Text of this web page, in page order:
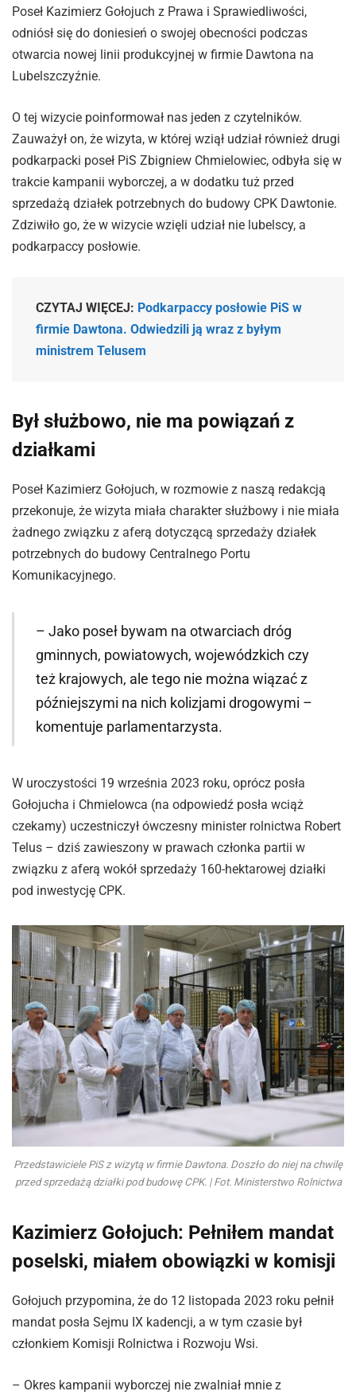
Poseł Kazimierz Gołojuch z Prawa i Sprawiedliwości,
odniósł się do doniesień o swojej obecności podczas
otwarcia nowej linii produkcyjnej w firmie Dawtona na
Lubelszczyźnie.
O tej wizycie poinformował nas jeden z czytelników.
Zauważył on, że wizyta, w której wziął udział również drugi
podkarpacki poseł PiS Zbigniew Chmielowiec, odbyła się w
trakcie kampanii wyborczej, a w dodatku tuż przed
sprzedażą działek potrzebnych do budowy CPK Dawtonie.
Zdziwiło go, że w wizycie wzięli udział nie lubelscy, a
podkarpaccy posłowie.
CZYTAJ WIĘCEJ: Podkarpaccy posłowie PiS w
firmie Dawtona. Odwiedzili ją wraz z byłym
ministrem Telusem
Był służbowo, nie ma powiązań z
działkami
Poseł Kazimierz Gołojuch, w rozmowie z naszą redakcją
przekonuje, że wizyta miała charakter służbowy i nie miała
żadnego związku z aferą dotyczącą sprzedaży działek
potrzebnych do budowy Centralnego Portu
Komunikacyjnego.
– Jako poseł bywam na otwarciach dróg
gminnych, powiatowych, wojewódzkich czy
też krajowych, ale tego nie można wiązać z
późniejszymi na nich kolizjami drogowymi –
komentuje parlamentarzysta.
W uroczystości 19 września 2023 roku, oprócz posła
Gołojucha i Chmielowca (na odpowiedź posła wciąż
czekamy) uczestniczył ówczesny minister rolnictwa Robert
Telus – dziś zawieszony w prawach członka partii w
związku z aferą wokół sprzedaży 160-hektarowej działki
pod inwestycję CPK.
Przedstawiciele PiS z wizytą w firmie Dawtona. Doszło do niej na chwilę
przed sprzedażą działki pod budowę CPK. | Fot. Ministerstwo Rolnictwa
Kazimierz Gołojuch: Pełniłem mandat
poselski, miałem obowiązki w komisji
Gołojuch przypomina, że do 12 listopada 2023 roku pełnił
mandat posła Sejmu IX kadencji, a w tym czasie był
członkiem Komisji Rolnictwa i Rozwoju Wsi.
– Okres kampanii wyborczej nie zwalniał mnie z